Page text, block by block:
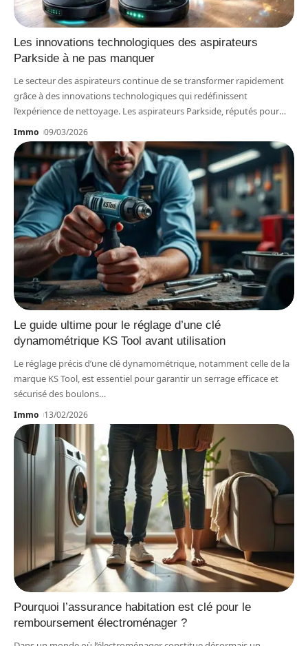
Les innovations technologiques des aspirateurs
Parkside à ne pas manquer
Le secteur des aspirateurs continue de se transformer rapidement
grâce à des innovations technologiques qui redéfinissent
l’expérience de nettoyage. Les aspirateurs Parkside, réputés pour…
Immo 09/03/2026
Le guide ultime pour le réglage d’une clé
dynamométrique KS Tool avant utilisation
Le réglage précis d’une clé dynamométrique, notamment celle de la
marque KS Tool, est essentiel pour garantir un serrage efficace et
sécurisé des boulons…
Immo 13/02/2026
Pourquoi l’assurance habitation est clé pour le
remboursement électroménager ?